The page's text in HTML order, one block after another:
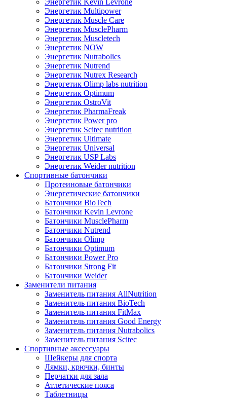
Энергетик Multipower
Энергетик Muscle Care
Энергетик MusclePharm
Энергетик Muscletech
Энергетик NOW
Энергетик Nutrabolics
Энергетик Nutrend
Энергетик Nutrex Research
Энергетик Olimp labs nutrition
Энергетик Optimum
Энергетик OstroVit
Энергетик PharmaFreak
Энергетик Power pro
Энергетик Scitec nutrition
Энергетик Ultimate
Энергетик Universal
Энергетик USP Labs
Энергетик Weider nutrition
Спортивные батончики
Протеиновые батончики
Энергетические батончики
Батончики BioTech
Батончики Kevin Levrone
Батончики MusclePharm
Батончики Nutrend
Батончики Olimp
Батончики Optimum
Батончики Power Pro
Батончики Strong Fit
Батончики Weider
Заменители питания
Заменитель питания AllNutrition
Заменитель питания BioTech
Заменитель питания FitMax
Заменитель питания Good Energy
Заменитель питания Nutrabolics
Заменитель питания Scitec
Спортивные аксессуары
Шейкеры для спорта
Лямки, крючки, бинты
Перчатки для зала
Атлетические пояса
Таблетницы